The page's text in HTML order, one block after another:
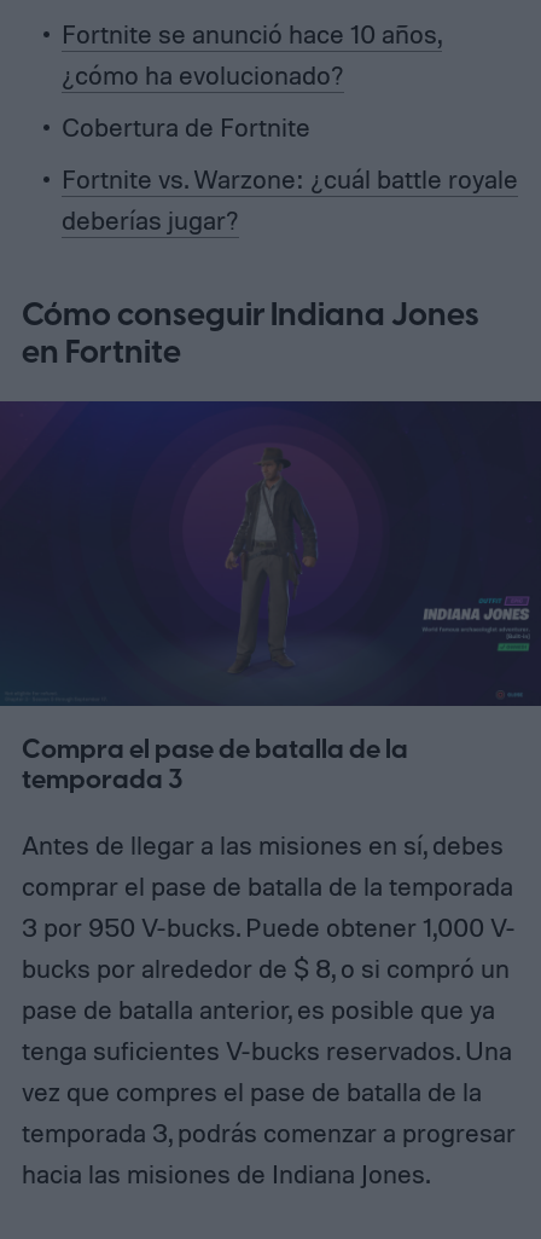
Fortnite se anunció hace 10 años,
¿cómo ha evolucionado?
Cobertura de Fortnite
Fortnite vs. Warzone: ¿cuál battle royale
deberías jugar?
Cómo conseguir Indiana Jones
en Fortnite
Compra el pase de batalla de la
temporada 3
Antes de llegar a las misiones en sí, debes
comprar el pase de batalla de la temporada
3 por 950 V-bucks. Puede obtener 1,000 V-
bucks por alrededor de $ 8, o si compró un
pase de batalla anterior, es posible que ya
tenga suficientes V-bucks reservados. Una
vez que compres el pase de batalla de la
temporada 3, podrás comenzar a progresar
hacia las misiones de Indiana Jones.